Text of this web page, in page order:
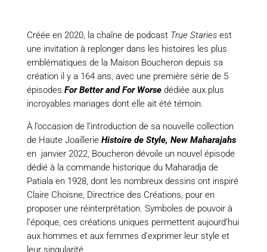
Créée en 2020, la chaîne de podcast True Staries est
une invitation à replonger dans les histoires les plus
emblématiques de la Maison Boucheron depuis sa
création il y a 164 ans, avec une première série de 5
épisodes For Better and For Worse dédiée aux plus
incroyables mariages dont elle ait été témoin.
À l’occasion de l’introduction de sa nouvelle collection
de Haute Joaillerie Histoire de Style, New Maharajahs
en janvier 2022, Boucheron dévoile un nouvel épisode
dédié à la commande historique du Maharadja de
Patiala en 1928, dont les nombreux dessins ont inspiré
Claire Choisne, Directrice des Créations, pour en
proposer une réinterprétation. Symboles de pouvoir à
l’époque, ces créations uniques permettent aujourd’hui
aux hommes et aux femmes d’exprimer leur style et
leur singularité.